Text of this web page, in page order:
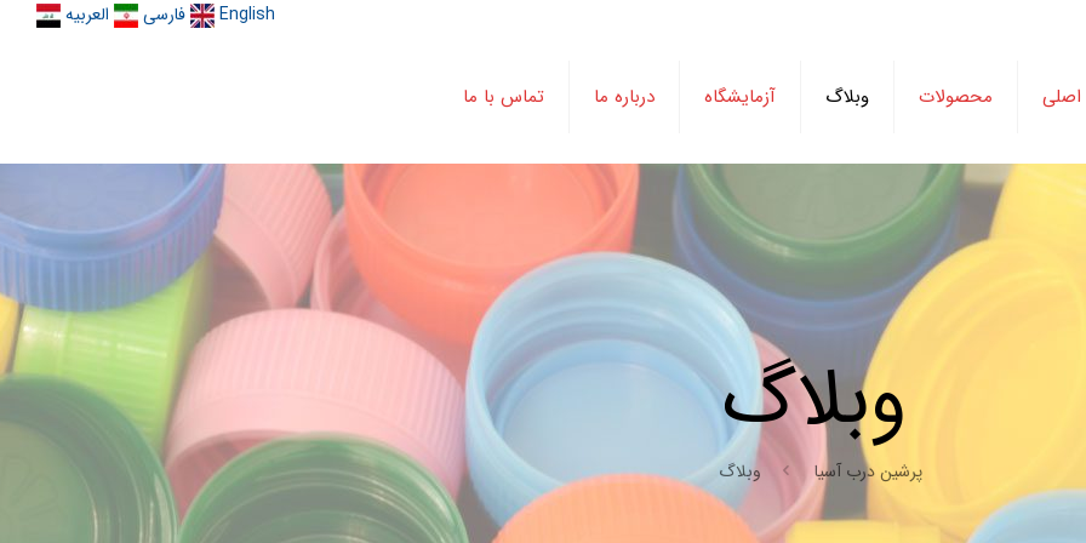
English فارسی العربیه
محصولات وبلاگ آزمایشگاه درباره ما تماس با ما
وبلاگ
پرشین درب آسیا وبلاگ